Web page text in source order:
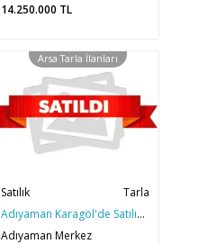
14.250.000 TL
Arsa Tarla İlanları
Satılık
Tarla
Adıyaman Karagöl'de Satılık 6.000M2 Anayolda Mükemmel Arazi
Adıyaman Merkez